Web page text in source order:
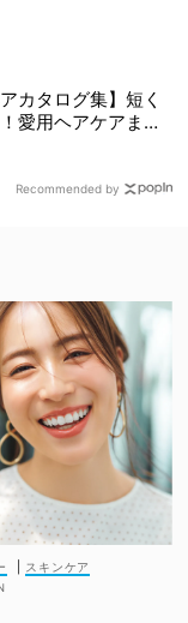
カタログ集】短く
愛用ヘアケアまで
Recommended by
スキンケア